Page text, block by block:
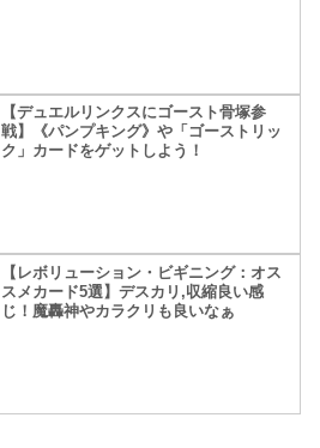
【デュエルリンクスにゴースト骨塚参
戦】《パンプキング》や「ゴーストリッ
ク」カードをゲットしよう！
【レボリューション・ビギニング：オス
スメカード5選】デスカリ,収縮良い感
じ！魔轟神やカラクリも良いなぁ